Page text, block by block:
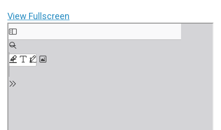
View Fullscreen
Saltar
al
contenido
del
PDF